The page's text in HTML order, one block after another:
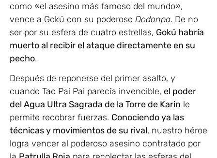
como «el asesino más famoso del mundo»,
vence a Gokú con su poderoso Dodonpa. De no
ser por su esfera de cuatro estrellas, Gokú habría
muerto al recibir el ataque directamente en su
pecho.
Después de reponerse del primer asalto, y
cuando Tao Pai Pai parecía invencible, el poder
del Agua Ultra Sagrada de la Torre de Karin le
permite recobrar fuerzas. Conociendo ya las
técnicas y movimientos de su rival, nuestro héroe
logra vencer al poderoso asesino contratado por